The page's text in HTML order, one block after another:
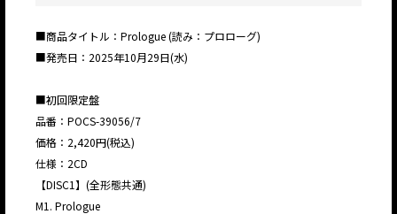
■商品タイトル：Prologue (読み：プロローグ)
■発売日：2025年10月29日(水)
■初回限定盤
品番：POCS-39056/7
価格：2,420円(税込)
仕様：2CD
【DISC1】(全形態共通)
M1. Prologue